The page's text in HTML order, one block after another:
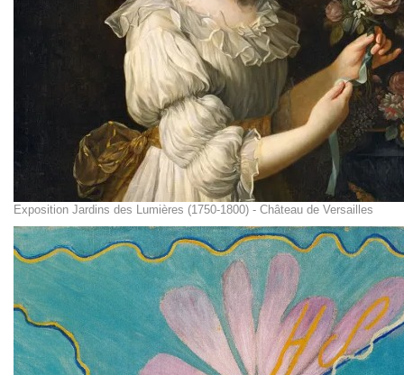
Exposition Jardins des Lumières (1750-1800) - Château de Versailles